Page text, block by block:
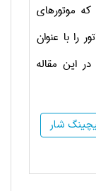
موتورهای
را با عنوان
این مقاله